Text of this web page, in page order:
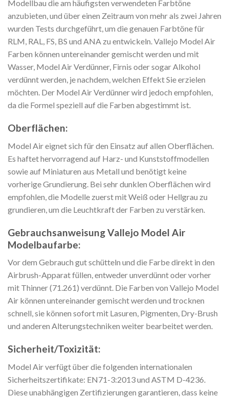
Modellbau die am häufigsten verwendeten Farbtöne
anzubieten, und über einen Zeitraum von mehr als zwei Jahren
wurden Tests durchgeführt, um die genauen Farbtöne für
RLM, RAL, FS, BS und ANA zu entwickeln. Vallejo Model Air
Farben können untereinander gemischt werden und mit
Wasser, Model Air Verdünner, Firnis oder sogar Alkohol
verdünnt werden, je nachdem, welchen Effekt Sie erzielen
möchten. Der Model Air Verdünner wird jedoch empfohlen,
da die Formel speziell auf die Farben abgestimmt ist.
Oberflächen:
Model Air eignet sich für den Einsatz auf allen Oberflächen.
Es haftet hervorragend auf Harz- und Kunststoffmodellen
sowie auf Miniaturen aus Metall und benötigt keine
vorherige Grundierung. Bei sehr dunklen Oberflächen wird
empfohlen, die Modelle zuerst mit Weiß oder Hellgrau zu
grundieren, um die Leuchtkraft der Farben zu verstärken.
Gebrauchsanweisung Vallejo Model Air
Modelbaufarbe:
Vor dem Gebrauch gut schütteln und die Farbe direkt in den
Airbrush-Apparat füllen, entweder unverdünnt oder vorher
mit Thinner (71.261) verdünnt. Die Farben von Vallejo Model
Air können untereinander gemischt werden und trocknen
schnell, sie können sofort mit Lasuren, Pigmenten, Dry-Brush
und anderen Alterungstechniken weiter bearbeitet werden.
Sicherheit/Toxizität:
Model Air verfügt über die folgenden internationalen
Sicherheitszertifikate: EN71-3:2013 und ASTM D-4236.
Diese unabhängigen Zertifizierungen garantieren, dass keine